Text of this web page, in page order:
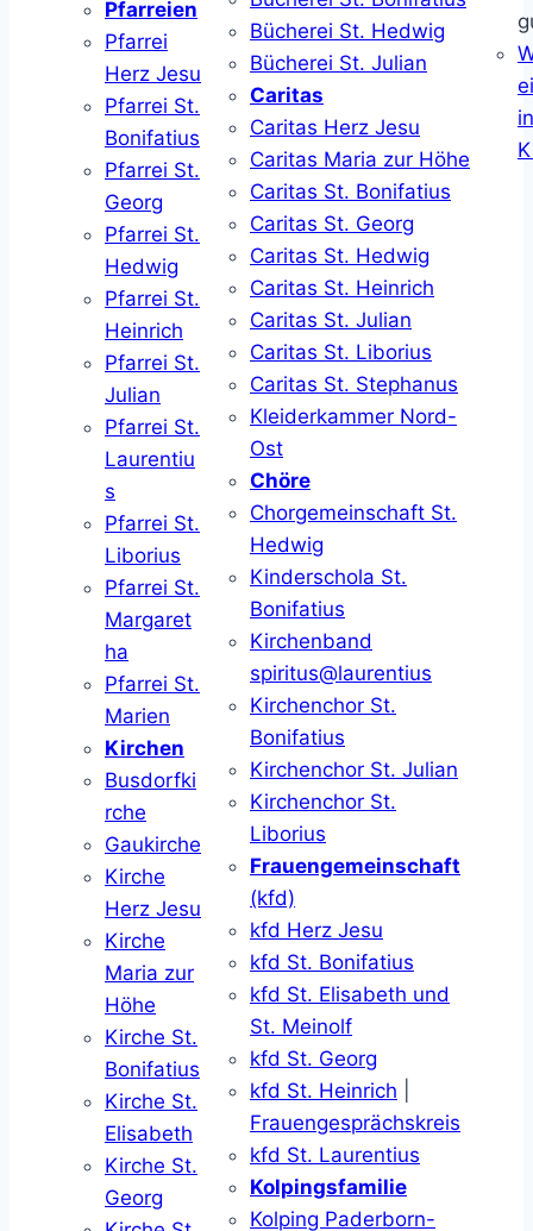
Pfarreien
Pfarrei
Herz Jesu
Pfarrei St.
Bonifatius
Pfarrei St.
Georg
Pfarrei St.
Hedwig
Pfarrei St.
Heinrich
Pfarrei St.
Julian
Pfarrei St.
Laurentiu
s
Pfarrei St.
Liborius
Pfarrei St.
Margaret
ha
Pfarrei St.
Marien
Kirchen
Busdorfki
rche
Gaukirche
Kirche
Herz Jesu
Kirche
Maria zur
Höhe
Kirche St.
Bonifatius
Kirche St.
Elisabeth
Kirche St.
Georg
Bücherei St. Hedwig
Bücherei St. Julian
Caritas
Caritas Herz Jesu
Caritas Maria zur Höhe
Caritas St. Bonifatius
Caritas St. Georg
Caritas St. Hedwig
Caritas St. Heinrich
Caritas St. Julian
Caritas St. Liborius
Caritas St. Stephanus
Kleiderkammer Nord-
Ost
Chöre
Chorgemeinschaft St.
Hedwig
Kinderschola St.
Bonifatius
Kirchenband
spiritus@laurentius
Kirchenchor St.
Bonifatius
Kirchenchor St. Julian
Kirchenchor St.
Liborius
Frauengemeinschaft
(kfd)
kfd Herz Jesu
kfd St. Bonifatius
kfd St. Elisabeth und
St. Meinolf
kfd St. Georg
kfd St. Heinrich
Frauengesprächskreis
kfd St. Laurentius
Kolpingsfamilie
Kolping Paderborn-